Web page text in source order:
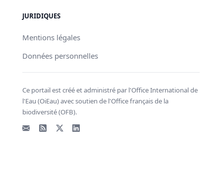
JURIDIQUES
Mentions légales
Données personnelles
Ce portail est créé et administré par l'Office International de
l'Eau (OiEau) avec soutien de l'Office français de la
biodiversité (OFB).